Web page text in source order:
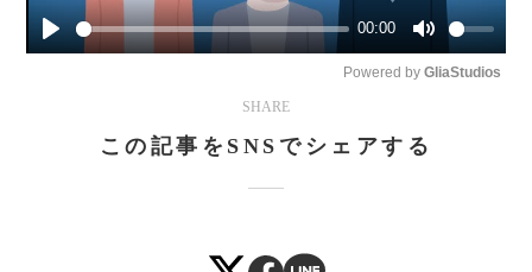
Play
00:00
Mute
Powered by GliaStudios
SHARE
この記事をSNSでシェアする